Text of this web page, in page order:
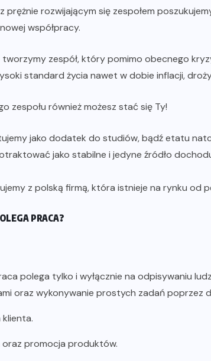
prężnie rozwijającym się zespołem
współpracy.
tworzymy zespół, który pomimo obecnego
standard życia nawet w dobie inflacji,
zespołu również możesz stać się Ty!
jako dodatek do studiów, bądź etatu
jako stabilne i jedyne źródło
z polską firmą, która istnieje na rynku od
PRACA?
polega tylko i wyłącznie na odpisywaniu
oraz wykonywanie prostych zadań poprzez
klienta.
oraz promocja produktów.